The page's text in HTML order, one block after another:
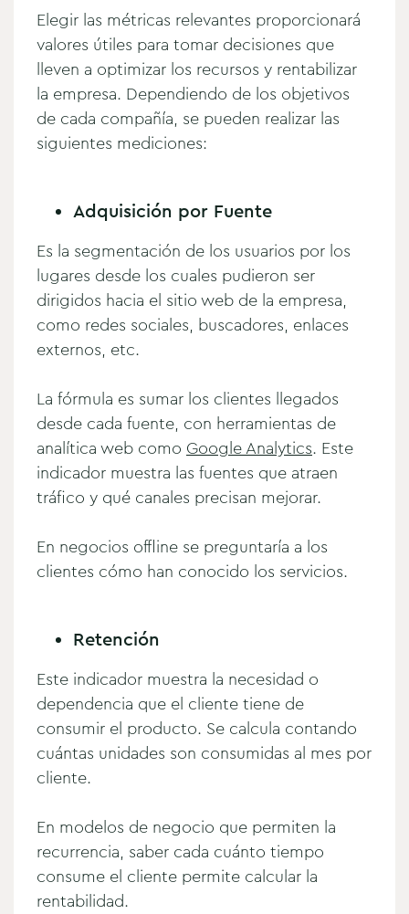
Elegir las métricas relevantes proporcionará
valores útiles para tomar decisiones que
lleven a optimizar los recursos y rentabilizar
la empresa. Dependiendo de los objetivos
de cada compañía, se pueden realizar las
siguientes mediciones:
Adquisición por Fuente
Es la segmentación de los usuarios por los
lugares desde los cuales pudieron ser
dirigidos hacia el sitio web de la empresa,
como redes sociales, buscadores, enlaces
externos, etc.
La fórmula es sumar los clientes llegados
desde cada fuente, con herramientas de
analítica web como Google Analytics. Este
indicador muestra las fuentes que atraen
tráfico y qué canales precisan mejorar.
En negocios offline se preguntaría a los
clientes cómo han conocido los servicios.
Retención
Este indicador muestra la necesidad o
dependencia que el cliente tiene de
consumir el producto. Se calcula contando
cuántas unidades son consumidas al mes por
cliente.
En modelos de negocio que permiten la
recurrencia, saber cada cuánto tiempo
consume el cliente permite calcular la
rentabilidad.